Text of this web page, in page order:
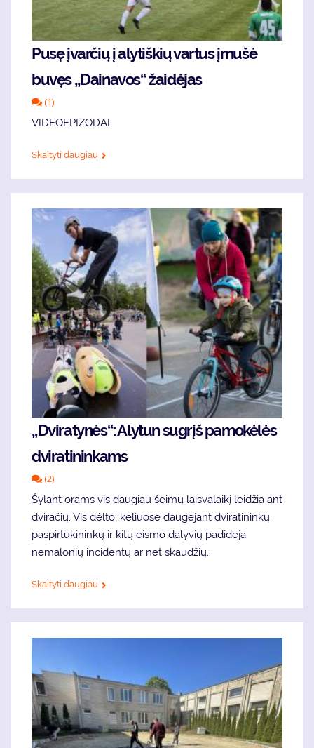
Pusę įvarčių į alytiškių vartus įmušė
buvęs „Dainavos“ žaidėjas
(1)
VIDEOEPIZODAI
Skaityti daugiau
„Dviratynės“: Alytun sugrįš pamokėlės
dviratininkams
(2)
Šylant orams vis daugiau šeimų laisvalaikį leidžia ant
dviračių. Vis dėlto, keliuose daugėjant dviratininkų,
paspirtukininkų ir kitų eismo dalyvių padidėja
nemalonių incidentų ar net skaudžių...
Skaityti daugiau